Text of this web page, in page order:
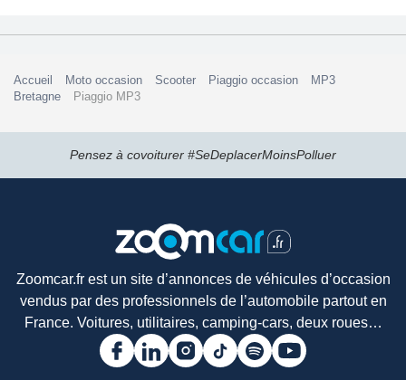
Accueil Moto occasion Scooter Piaggio occasion
MP3
Bretagne
Piaggio MP3
Pensez à covoiturer #SeDeplacerMoinsPolluer
Zoomcar.fr est un site d’annonces de véhicules d’occasion
vendus par des professionnels de l’automobile partout en
France. Voitures, utilitaires, camping-cars, deux roues…